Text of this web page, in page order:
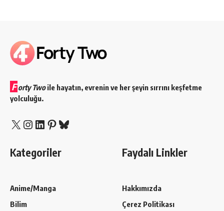
F orty Twoile hayatın, evrenin ve her şeyin sırrını keşfetme
yolculuğu.
X Instagram
LinkedIn
Pinterest
Bluesky
Kategoriler
Anime/Manga
Bilim
Faydalı Linkler
Hakkımızda
Çerez Politikası